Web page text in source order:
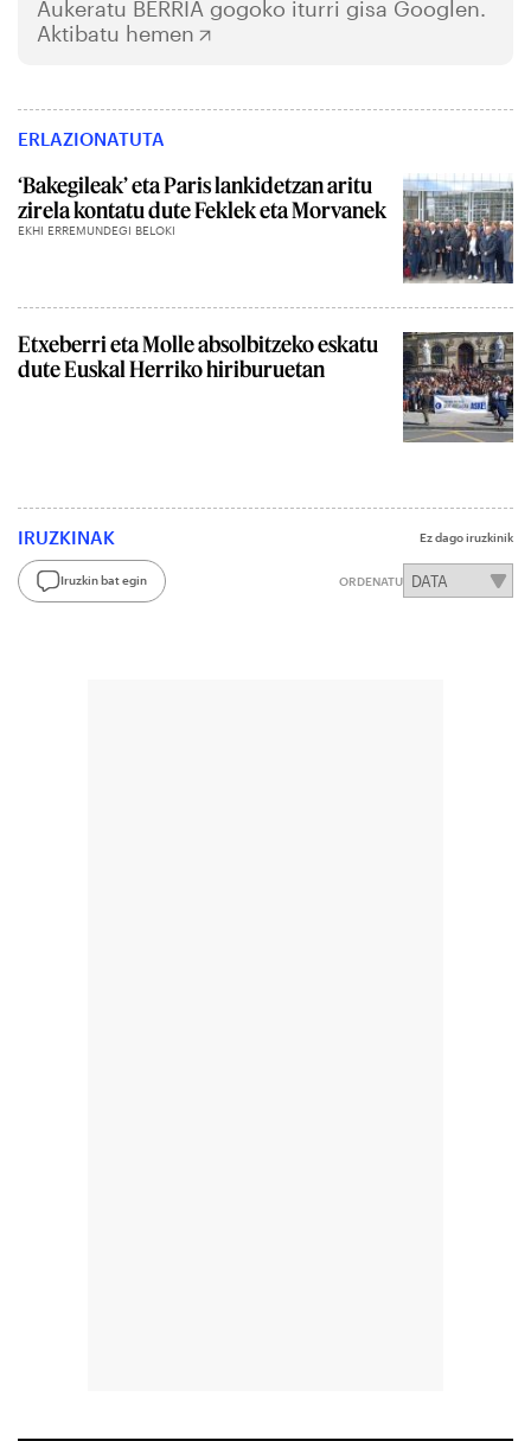
Aukeratu BERRIA gogoko iturri gisa Googlen.
Aktibatu hemen
ERLAZIONATUTA
‘Bakegileak’ eta Paris lankidetzan aritu
zirela kontatu dute Feklek eta Morvanek
EKHI ERREMUNDEGI BELOKI
Etxeberri eta Molle absolbitzeko eskatu
dute Euskal Herriko hiriburuetan
IRUZKINAK Ez dago iruzkinik
Iruzkin bat egin ORDENATU